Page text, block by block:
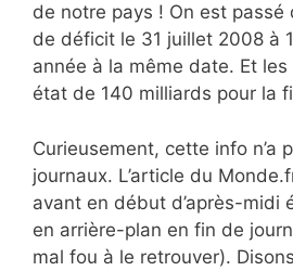
de notre pays ! On est passé
de déficit le 31 juillet 2008 à
année à la même date. Et
état de 140 milliards pour la
Curieusement, cette info n’a
journaux. L’article du
avant en début d’après-midi
en arrière-plan en fin de
mal fou à le retrouver).